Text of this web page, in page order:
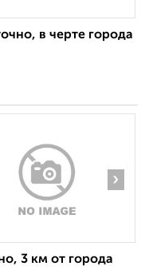
в черте города
›
3 км от города